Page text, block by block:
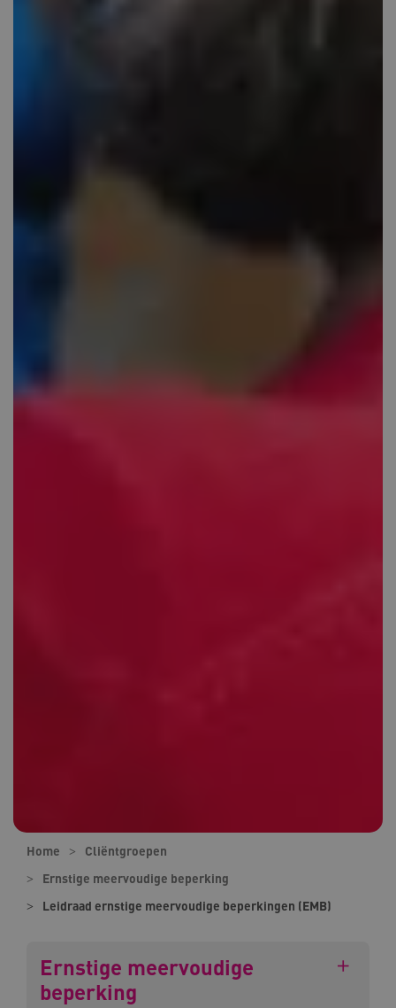
Home
Cliëntgroepen
Ernstige meervoudige beperking
Leidraad ernstige meervoudige beperkingen (EMB)
Ernstige meervoudige
beperking